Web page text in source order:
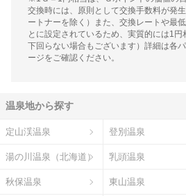
交換時には、原則として交換手数料が発
ートナーを除く）また、交換レートや最
とに設定されているため、実質的には1
下回らない場合もございます）詳細は各
ージをご確認ください。
温泉地から探す
定山渓温泉 登別温泉
湯の川温泉（北海道） 乳頭温泉
秋保温泉 東山温泉